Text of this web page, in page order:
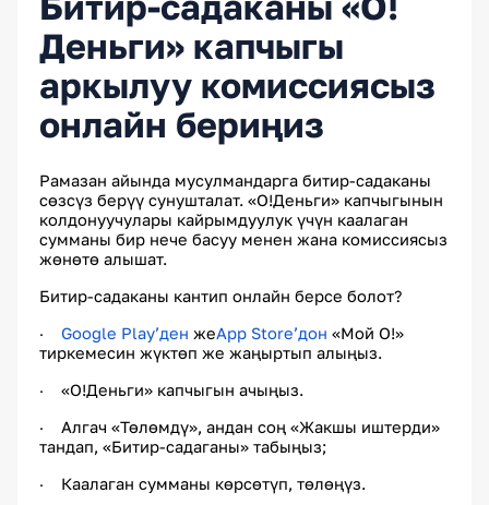
Деньги» капчыгы
аркылуу комиссиясыз
онлайн бериңиз
Рамазан айында мусулмандарга битир-садаканы
сөзсүз берүү сунушталат. «О!Деньги» капчыгынын
колдонуучулары кайрымдуулук үчүн каалаган
сумманы бир нече басуу менен жана комиссиясыз
жөнөтө алышат.
Битир-садаканы кантип онлайн берсе болот?
· Google Play’ден жеApp Store’дон «Мой О!»
тиркемесин жүктөп же жаңыртып алыңыз.
· «О!Деньги» капчыгын ачыңыз.
·
Алгач «Төлөмдү», андан соң «Жакшы иштерди»
тандап, «Битир-садаганы» табыңыз;
·
Каалаган сумманы көрсөтүп, төлөңүз.